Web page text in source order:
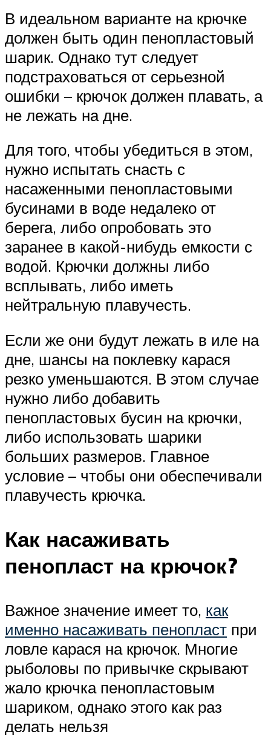
В идеальном варианте на крючке
должен быть один пенопластовый
шарик. Однако тут следует
подстраховаться от серьезной
ошибки – крючок должен плавать, а
не лежать на дне.
Для того, чтобы убедиться в этом,
нужно испытать снасть с
насаженными пенопластовыми
бусинами в воде недалеко от
берега, либо опробовать это
заранее в какой-нибудь емкости с
водой. Крючки должны либо
всплывать, либо иметь
нейтральную плавучесть.
Если же они будут лежать в иле на
дне, шансы на поклевку карася
резко уменьшаются. В этом случае
нужно либо добавить
пенопластовых бусин на крючки,
либо использовать шарики
больших размеров. Главное
условие – чтобы они обеспечивали
плавучесть крючка.
Как насаживать
пенопласт на крючок?
Важное значение имеет то, как
именно насаживать пенопласт при
ловле карася на крючок. Многие
рыболовы по привычке скрывают
жало крючка пенопластовым
шариком, однако этого как раз
делать нельзя